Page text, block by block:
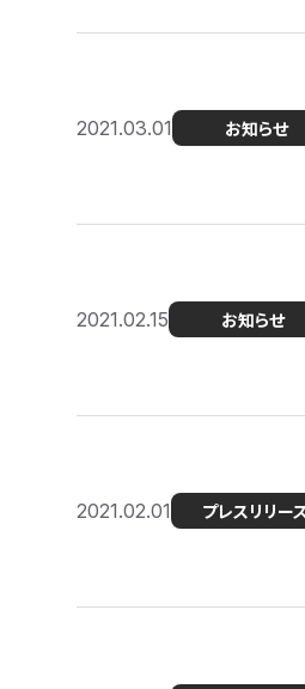
2021.03.01 お知らせ
2021.02.15 お知らせ
2021.02.01 プレスリリー